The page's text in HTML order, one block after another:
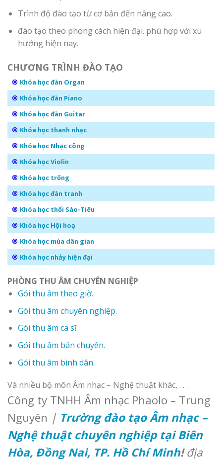
Trình độ đào tạo từ cơ bản đến nâng cao.
đào tạo theo phong cách hiện đại. phù hợp với xu
hướng hiện nay.
CHƯƠNG TRÌNH ĐÀO TẠO
Khóa học đàn Organ
Khóa học đàn Piano
Khóa học đàn Guitar
Khóa học thanh nhạc
Khóa học Nhạc công
Khóa học Violin
Khóa học trống
Khóa học đàn tranh
Khóa học thổi Sáo-Tiêu
Khóa học Hội hoạ
Khóa học múa dân gian
Khóa học nhảy hiện đại
PHÒNG THU ÂM CHUYÊN NGHIỆP
Gói thu âm theo giờ.
Gói thu âm chuyên nghiệp.
Gói thu âm ca sĩ.
Gói thu âm bán chuyên.
Gói thu âm bình dân.
Và nhiều bộ môn Âm nhạc – Nghệ thuật khác, . . .
Công ty TNHH Âm nhạc Phaolo – Trung
Nguyên | Trường đào tạo Âm nhạc –
Nghệ thuật chuyên nghiệp tại Biên
Hòa, Đồng Nai, TP. Hồ Chí Minh!địa